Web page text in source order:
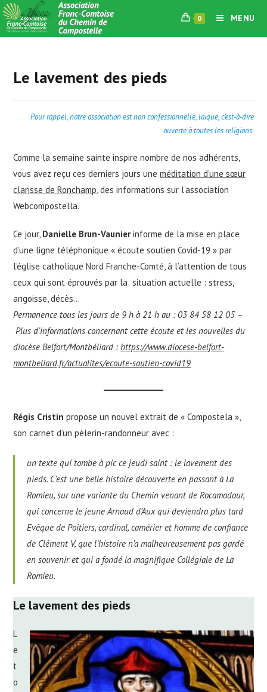
Skip
to
content
0 MENU
Le lavement des pieds
Pour rappel, notre association est non confessionnelle, laïque, c’est-à-dire
ouverte à toutes les religions.
Comme la semaine sainte inspire nombre de nos adhérents,
vous avez reçu ces derniers jours uneméditation d’une sœur
clarisse de Ronchamp, des informations sur l’association
Webcompostella.
Ce jour, Danielle Brun-Vaunierinforme de la mise en place
d’une ligne téléphonique « écoute soutien Covid-19 » par
l’église catholique Nord Franche-Comté, à l’attention de tous
ceux qui sont éprouvés par la situation actuelle : stress,
angoisse, décès…
Permanence tous les jours de 9 h à 21 h au : 03 84 58 12 05 –
Plus d’informations concernant cette écoute et les nouvelles du
diocèse Belfort/Montbéliard :https://www.diocese-belfort-
montbeliard.fr/actualites/ecoute-soutien-covid19
Régis Cristin propose un nouvel extrait de « Compostela »,
son carnet d’un pèlerin-randonneur avec :
un texte qui tombe à pic ce jeudi saint : le lavement des
pieds. C’est une belle histoire découverte en passant à La
Romieu, sur une variante du Chemin venant de Rocamadour,
qui concerne le jeune Arnaud d’Aux qui deviendra plus tard
Evêque de Poitiers, cardinal, camérier et homme de confiance
de Clément V, que l’histoire n’a malheureusement pas gardé
en souvenir et qui a fondé la magnifique Collégiale de La
Romieu.
Le lavement des pieds
L
e
t
o